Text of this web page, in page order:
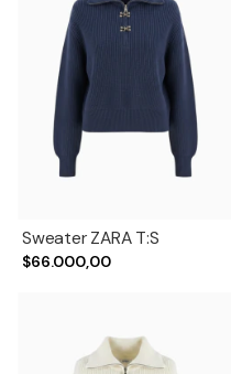
Sweater ZARA T:S
$66.000,00